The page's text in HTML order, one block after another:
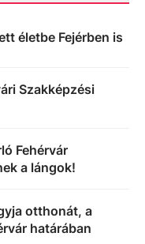
életbe Fejérben is
Szakképzési
Fehérvár
a lángok!
otthonát, a
határában